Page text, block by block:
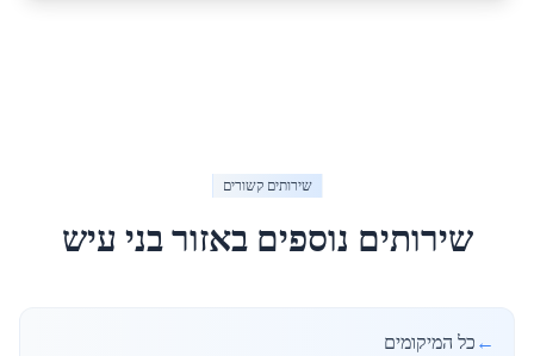
שירותים קשורים
שירותים נוספים באזורבני עיש
← כל המיקומים